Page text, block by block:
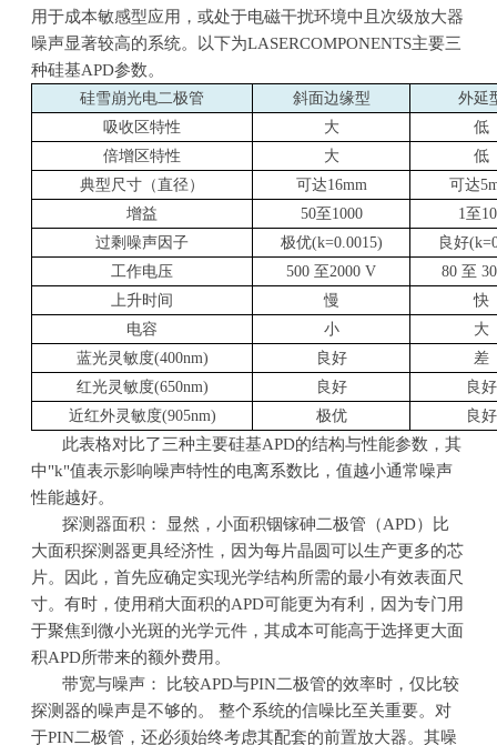
用于成本敏感型应用，或处于电磁干扰环境中且次级放大器
噪声显著较高的系统。以下为LASERCOMPONENTS主要三
种硅基APD参数。
硅雪崩光电二极管 斜面边缘型
外延
吸收区特性
大
低
倍增区特性
大
低
典型尺寸（直径）
可达16mm
可达
增益
50至1000 1至
过剩噪声因子
极优(k=0.0015)
良好
工作电压
500 至2000 V 80 至
上升时间
慢
快
电容
小
大
蓝光灵敏度(400nm)
良好
差
红光灵敏度(650nm)
良好
良好
近红外灵敏度(905nm)
极优 良好
此表格对比了三种主要硅基APD的结构与性能参数，其
中"k"值表示影响噪声特性的电离系数比，值越小通常噪声
性能越好。
探测器面积： 显然，小面积铟镓砷二极管（APD）比
大面积探测器更具经济性，因为每片晶圆可以生产更多的芯
片。因此，首先应确定实现光学结构所需的最小有效表面尺
寸。有时，使用稍大面积的APD可能更为有利，因为专门用
于聚焦到微小光斑的光学元件，其成本可能高于选择更大面
积APD所带来的额外费用。
带宽与噪声： 比较APD与PIN二极管的效率时，仅比较
探测器的噪声是不够的。 整个系统的信噪比至关重要。对
于PIN二极管，还必须始终考虑其配套的前置放大器。其噪